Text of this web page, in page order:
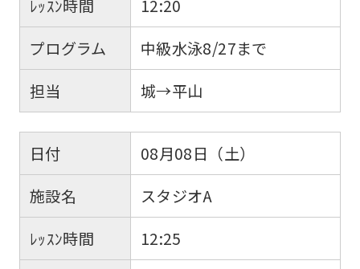
ﾚｯｽﾝ時間
12:20
プログラム
中級水泳8/27まで
担当
城→平山
日付
08月08日（土）
施設名
スタジオA
ﾚｯｽﾝ時間
12:25